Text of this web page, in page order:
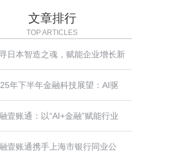
文章排行
TOP ARTICLES
日本智造之魂，赋能企业增长新
——2025-2026日本精密仪器与
制造标杆考察团招募启动
年下半年金融科技展望：AI驱
监管深化与全球化布局
壹账通：以“AI+金融”赋能行业
化转型，助力做好“五篇大文章”
壹账通携手上海市银行同业公